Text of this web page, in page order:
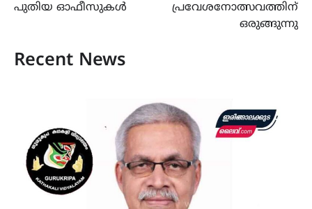
പുതിയ ഓഫീസുകൾ
പ്രവേശനോത്സവത്തിന്
ഒരുങ്ങുന്നു
Recent News